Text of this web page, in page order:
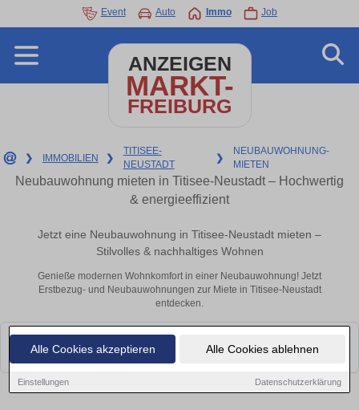
Alle Cookies akzeptieren Alle Cookies ablehnen
Einstellungen Datenschutzerklärung
Event Auto Immo Job
ANZEIGEN
MARKT-
FREIBURG
❯ IMMOBILIEN ❯
TITISEE-
NEUSTADT
❯
NEUBAUWOHNUNG-
MIETEN
Neubauwohnung mieten in Titisee-Neustadt – Hochwertig
& energieeffizient
Jetzt eine Neubauwohnung in Titisee-Neustadt mieten –
Stilvolles & nachhaltiges Wohnen
Genieße modernen Wohnkomfort in einer Neubauwohnung! Jetzt
Erstbezug- und Neubauwohnungen zur Miete in Titisee-Neustadt
entdecken.
Leider konnten wir derzeit keine passenden Objekte finden. Schauen Sie
bald wieder vorbei!